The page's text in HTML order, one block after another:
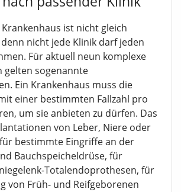
Krankenhaus ist nicht gleich
nicht jede Klinik darf jeden
Für aktuell neun komplexe
gelten sogenannte
Ein Krankenhaus muss die
einer bestimmten Fallzahl pro
um sie anbieten zu dürfen. Das
von Leber, Niere oder
bestimmte Eingriffe an der
Bauchspeicheldrüse, für
Totalendoprothesen, für
von Früh- und Reifgeborenen